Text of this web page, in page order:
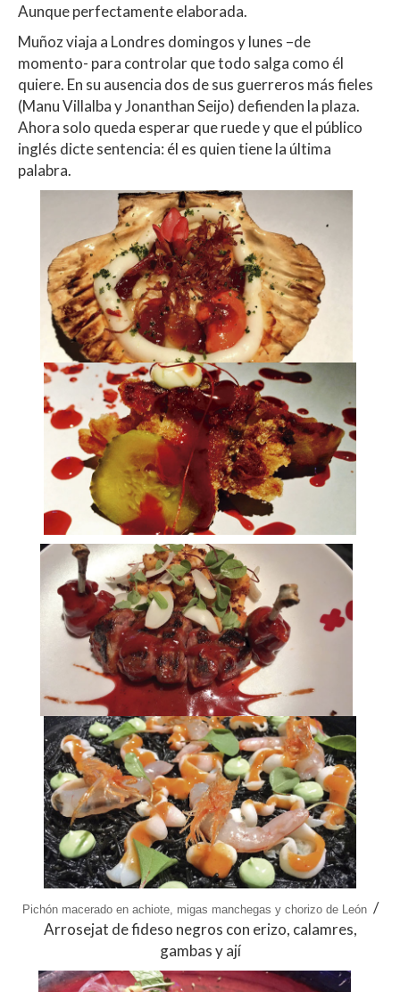
Aunque perfectamente elaborada.
Muñoz viaja a Londres domingos y lunes –de
momento- para controlar que todo salga como él
quiere. En su ausencia dos de sus guerreros más fieles
(Manu Villalba y Jonanthan Seijo) defienden la plaza.
Ahora solo queda esperar que ruede y que el público
inglés dicte sentencia: él es quien tiene la última
palabra.
Pichón macerado en achiote, migas manchegas y chorizo de León /
Arrosejat de fideso negros con erizo, calamres,
gambas y ají